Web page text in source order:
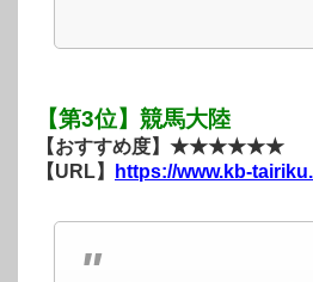
【第3位】競馬大陸
【おすすめ度】★★★★★★
【URL】
https://www.kb-